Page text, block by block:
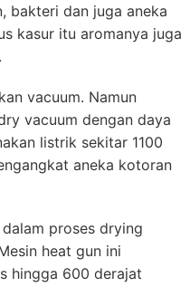
bakteri dan juga aneka
kasur itu aromanya juga
vacuum. Namun
vacuum dengan daya
listrik sekitar 1100
aneka kotoran
proses drying
heat gun ini
hingga 600 derajat